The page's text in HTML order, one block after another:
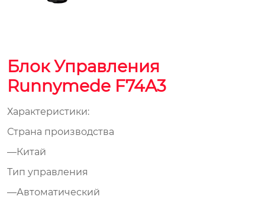
Блок Управления
Runnymede F74A3
Характеристики:
Страна производства
—Китай
Тип управления
—Автоматический